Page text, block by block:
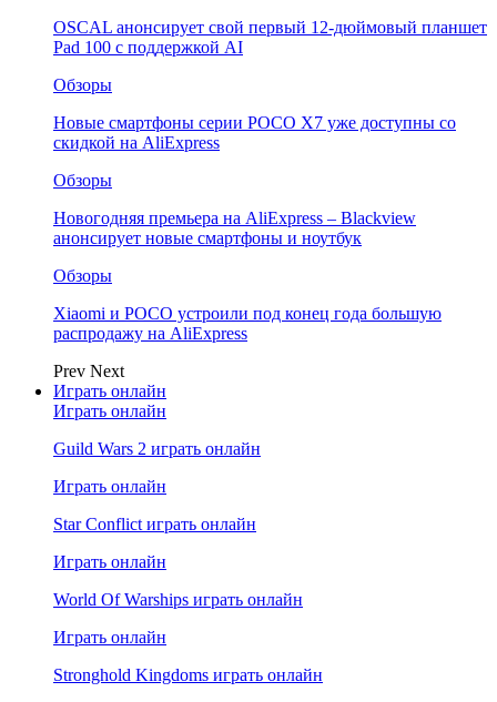
OSCAL анонсирует свой первый 12-дюймовый планшет
Pad 100 с поддержкой AI
Обзоры
Новые смартфоны серии POCO X7 уже доступны со
скидкой на AliExpress
Обзоры
Новогодняя премьера на AliExpress – Blackview
анонсирует новые смартфоны и ноутбук
Обзоры
Xiaomi и POCO устроили под конец года большую
распродажу на AliExpress
Prev Next
Играть онлайн
Играть онлайн
Guild Wars 2 играть онлайн
Играть онлайн
Star Conflict играть онлайн
Играть онлайн
World Of Warships играть онлайн
Играть онлайн
Stronghold Kingdoms играть онлайн